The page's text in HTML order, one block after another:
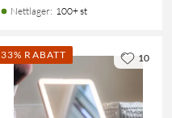
Nettlager: 100+ st
33% RABATT 10